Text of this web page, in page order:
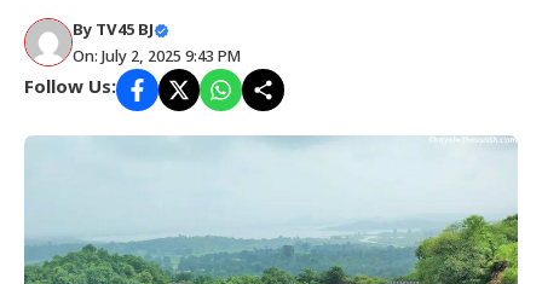
By TV45 BJ
On: July 2, 2025 9:43 PM
Follow Us: